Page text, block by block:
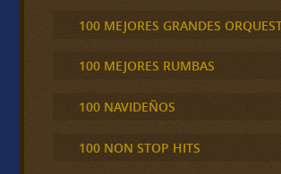
100 MEJORES GRANDES
100 MEJORES RUMBAS
100 NAVIDEÑOS
100 NON STOP HITS